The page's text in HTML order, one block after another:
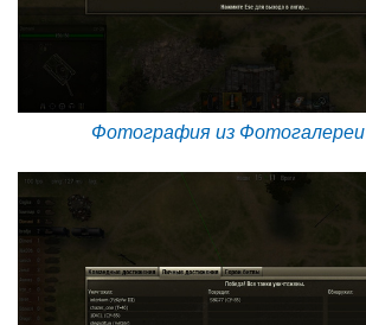
Фотография из Фотогалереи